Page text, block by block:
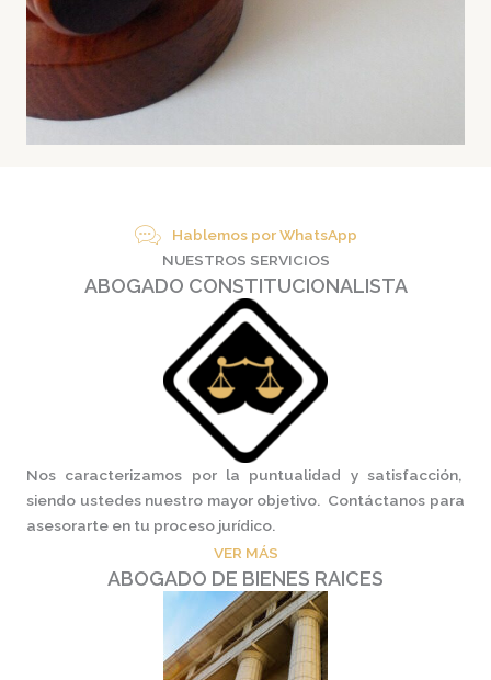
Hablemos por WhatsApp
NUESTROS SERVICIOS
ABOGADO CONSTITUCIONALISTA
Nos caracterizamos por la puntualidad y satisfacción,
siendo ustedes nuestro mayor objetivo. Contáctanos para
asesorarte en tu proceso jurídico.
VER MÁS
ABOGADO DE BIENES RAICES